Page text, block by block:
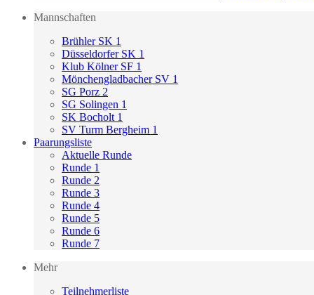
Mannschaften
Brühler SK 1
Düsseldorfer SK 1
Klub Kölner SF 1
Mönchengladbacher SV 1
SG Porz 2
SG Solingen 1
SK Bocholt 1
SV Turm Bergheim 1
Paarungsliste
Aktuelle Runde
Runde 1
Runde 2
Runde 3
Runde 4
Runde 5
Runde 6
Runde 7
Mehr
Teilnehmerliste